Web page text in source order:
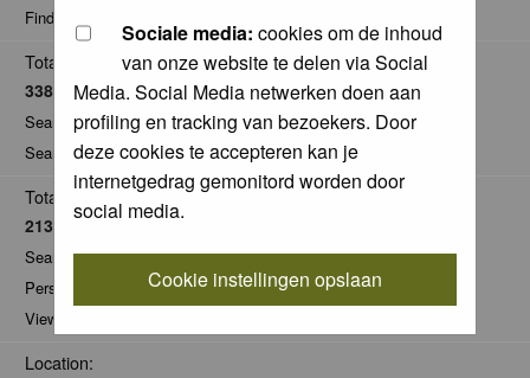
Sociale media: cookies om de inhoud
van onze website te delen via Social
Media. Social Media netwerken doen aan
profiling en tracking van bezoekers. Door
deze cookies te accepteren kan je
internetgedrag gemonitord worden door
social media.
Cookie instellingen opslaan
Find all posts by Cor
Total Comments:
33858
Search for comments by this user
Search for all nominations given by this user
Total Pics:
2135
Search for pics made by Cor
Personal Gallery of Cor
View comments on pics of Cor
Location: